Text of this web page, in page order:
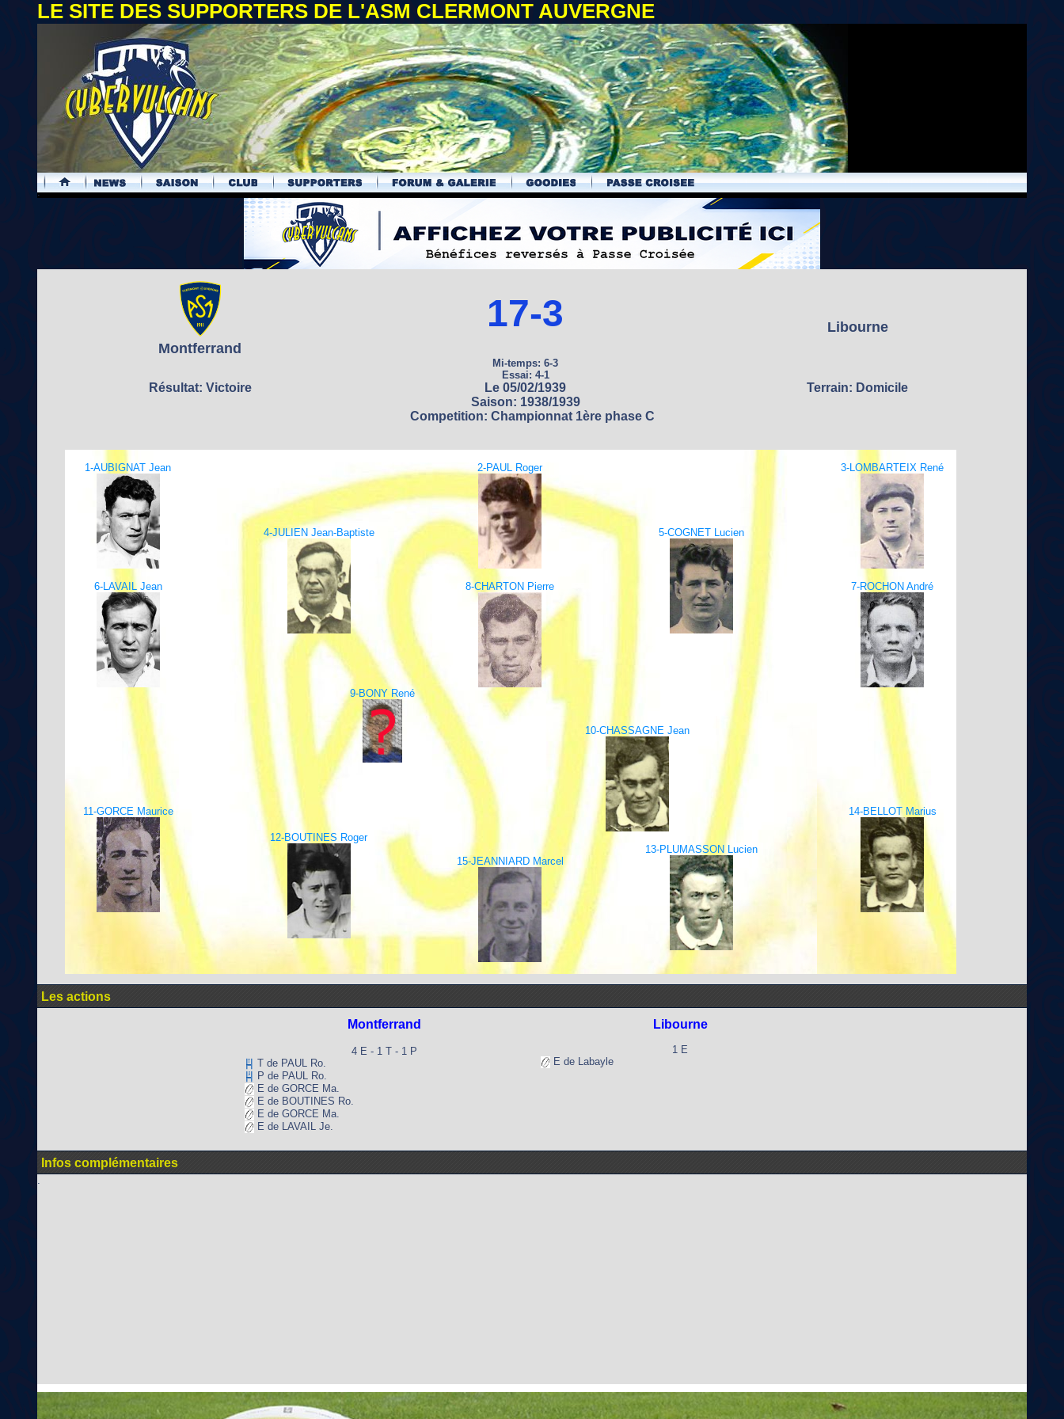
LE SITE DES SUPPORTERS DE L'ASM CLERMONT AUVERGNE
.
Montferrand
17-3 Libourne
Mi-temps: 6-3
Essai: 4-1
Résultat: Victoire Le 05/02/1939
Terrain: Domicile
Saison: 1938/1939
Competition: Championnat 1ère phase C
1-AUBIGNAT Jean 2-PAUL Roger 3-LOMBARTEIX René
4-JULIEN Jean-Baptiste 5-COGNET Lucien
6-LAVAIL Jean 8-CHARTON Pierre 7-ROCHON André
9-BONY René
10-CHASSAGNE Jean
11-GORCE Maurice 14-BELLOT Marius
12-BOUTINES Roger
13-PLUMASSON Lucien
15-JEANNIARD Marcel
Les actions
Montferrand
4 E - 1 T - 1 P
T de PAUL Ro.
P de PAUL Ro.
E de GORCE Ma.
E de BOUTINES Ro.
E de GORCE Ma.
E de LAVAIL Je.
Libourne
1 E
E de Labayle
Infos complémentaires
.